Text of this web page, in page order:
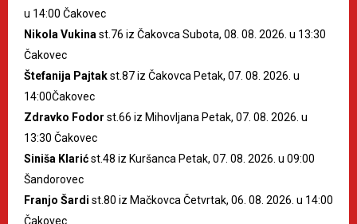
u 14:00 Čakovec
Nikola Vukina st.76 iz Čakovca Subota, 08. 08. 2026. u 13:30
Čakovec
Štefanija Pajtakst.87 iz Čakovca Petak, 07. 08. 2026. u
14:00Čakovec
Zdravko Fodor st.66 iz Mihovljana Petak, 07. 08. 2026. u
13:30 Čakovec
Siniša Klarićst.48 iz Kuršanca Petak, 07. 08. 2026. u 09:00
Šandorovec
Franjo Šardi st.80 iz Mačkovca Četvrtak, 06. 08. 2026. u 14:00
Čakovec